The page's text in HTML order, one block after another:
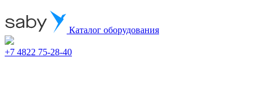
Каталог оборудования
+7 4822 75-28-40